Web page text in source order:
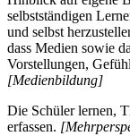
selbstständigen
und selbst
dass Medien sowie
Vorstellungen,
[Medienbildung]
Die Schüler lernen,
erfassen.